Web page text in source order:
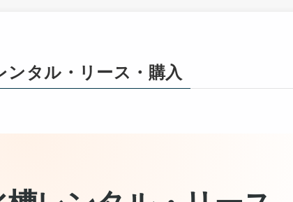
ンタル・リース・購入